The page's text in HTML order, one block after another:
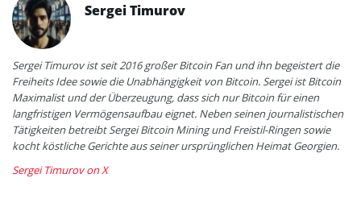
Sergei Timurov
Sergei Timurov ist seit 2016 großer Bitcoin Fan und ihn begeistert die
Freiheits Idee sowie die Unabhängigkeit von Bitcoin. Sergei ist Bitcoin
Maximalist und der Überzeugung, dass sich nur Bitcoin für einen
langfristigen Vermögensaufbau eignet. Neben seinen journalistischen
Tätigkeiten betreibt Sergei Bitcoin Mining und Freistil-Ringen sowie
kocht köstliche Gerichte aus seiner ursprünglichen Heimat Georgien.
Sergei Timurov on X